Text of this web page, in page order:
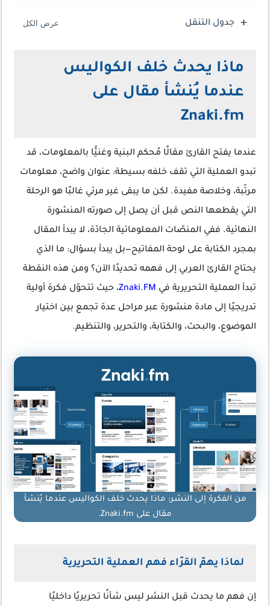
جدول التنقل
ماذا يحدث خلف الكواليس
عندما يُنشأ مقال على
Znaki.fm
عندما يفتح القارئ مقالًا مُحكم البنية وغنيًّا بالمعلومات، قد
تبدو العملية التي تقف خلفه بسيطة: عنوان واضح، معلومات
مرتّبة، وخلاصة مفيدة. لكن ما يبقى غير مرئي غالبًا هو الرحلة
التي يقطعها النص قبل أن يصل إلى صورته المنشورة
النهائية. ففي المنصّات المعلوماتية الجادّة، لا يبدأ المقال
بمجرد الكتابة على لوحة المفاتيح—بل يبدأ بسؤال: ما الذي
يحتاج القارئ العربي إلى فهمه تحديدًا الآن؟ ومن هذه النقطة
تبدأ العملية التحريرية في Znaki.FM، حيث تتحوّل فكرة أولية
تدريجيًا إلى مادة منشورة عبر مراحل عدة تجمع بين اختيار
الموضوع، والبحث، والكتابة، والتحرير، والتنظيم.
من الفكرة إلى النشر: ماذا يحدث خلف الكواليس عندما يُنشأ
مقال على Znaki.fm.
لماذا يهمّ القرّاء فهم العملية التحريرية
إن فهم ما يحدث قبل النشر ليس شأنًا تحريريًا داخليًا